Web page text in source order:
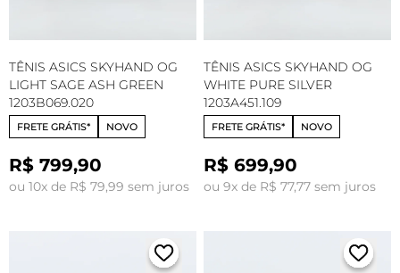
TÊNIS ASICS SKYHAND OG
LIGHT SAGE ASH GREEN
1203B069.020
FRETE GRÁTIS* NOVO
R$ 799,90
ou 10x de R$ 79,99 sem juros
TÊNIS ASICS SKYHAND OG
WHITE PURE SILVER
1203A451.109
FRETE GRÁTIS* NOVO
R$ 699,90
ou 9x de R$ 77,77 sem juros